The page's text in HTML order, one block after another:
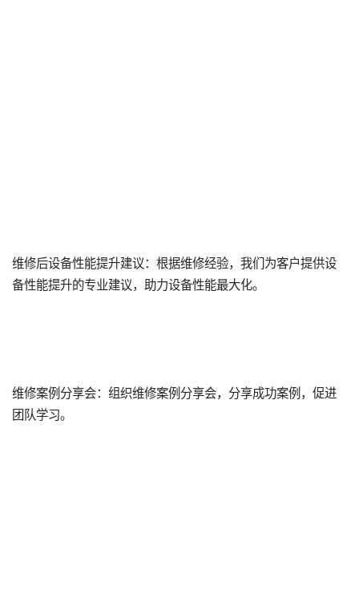
维修后设备性能提升建议：根据维修经验，我们为客户提供设
备性能提升的专业建议，助力设备性能最大化。
维修案例分享会：组织维修案例分享会，分享成功案例，促进
团队学习。